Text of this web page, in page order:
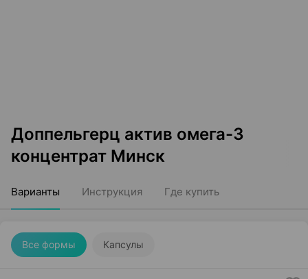
Доппельгерц актив омега-3
концентрат Минск
Варианты Инструкция Где купить
Все формы Капсулы